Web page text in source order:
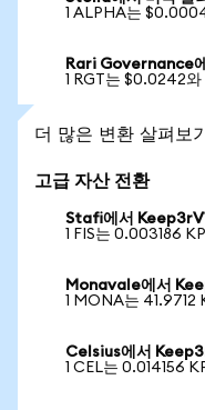
1 ALPHA는
Rari Governance
1 RGT는 $0.0242와
더 많은 변환 살펴보
고급 자산 전환
Stafi에서 Keep3rV1
1 FIS는 0.003186
Monavale에서
1 MONA는 41.9712
Celsius에서
1 CEL는 0.014156